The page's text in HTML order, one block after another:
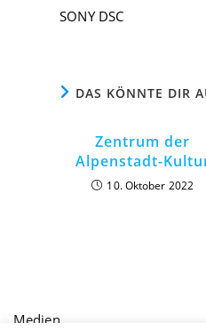
SONY DSC
DAS KÖNNTE DIR
Zentrum der
Alpenstadt-
10. Oktober 2022
Medien